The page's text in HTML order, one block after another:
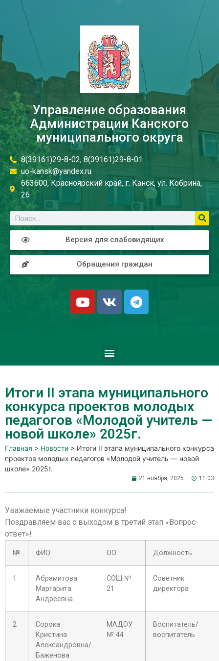
Управление образования
Администрации Канского
муниципального округа
8(39161)29-8-02; 8(39161)29-8-01
uo-kansk@yandex.ru
663600, Красноярский край, г. Канск, ул. Кобрина,
26
Версия для слабовидящих
Обращения граждан
Итоги II этапа муниципального
конкурса проектов молодых
педагогов «Молодой учитель —
новой школе» 2025г.
Главная > Новости > Итоги II этапа муниципального конкурса
проектов молодых педагогов «Молодой учитель — новой
школе» 2025г.
21 ноября, 2025 11:03
Уважаемые участники конкурса!
Поздравляем вас с выходом в третий этап «Вопрос-
ответ»!
№ ФИО ОО Должность
1
Абрамитова
Маргарита
Андреевна
СОШ №
21
Советник
директора
2
Сорока
Кристина
Александровна/
Баженова
МАДОУ
№ 44
Воспитатель/
воспитатель